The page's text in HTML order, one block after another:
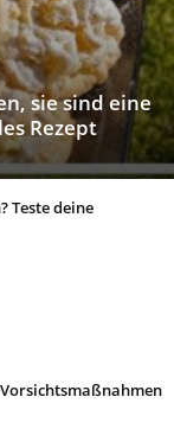
sie sind eine
Rezept
Teste deine